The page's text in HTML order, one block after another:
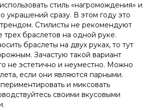
стиль «нагромождения» и
украшений сразу. В этом году это
Стилисты не рекомендуют
трех браслетов на одной руке.
браслеты на двух руках, то тут
Зачастую такой вариант
не эстетично и неуместно. Можно
если они являются парными.
и миксовать
своими вкусовыми